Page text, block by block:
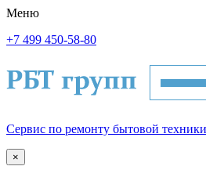
Меню
+7 499 450-58-80
Сервис по ремонту бытовой
×